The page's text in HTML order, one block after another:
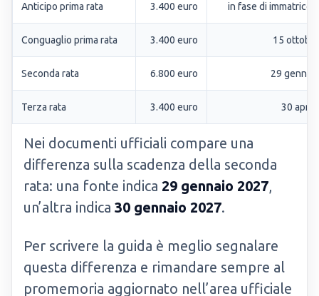
Anticipo prima rata 3.400 euro in fase di
Conguaglio prima rata 3.400 euro 15
Seconda rata 6.800 euro 29
Terza rata 3.400 euro 30
Nei documenti ufficiali compare una
differenza sulla scadenza della seconda
rata: una fonte indica 29 gennaio 2027,
un’altra indica 30 gennaio 2027.
Per scrivere la guida è meglio segnalare
questa differenza e rimandare sempre al
promemoria aggiornato nell’area ufficiale